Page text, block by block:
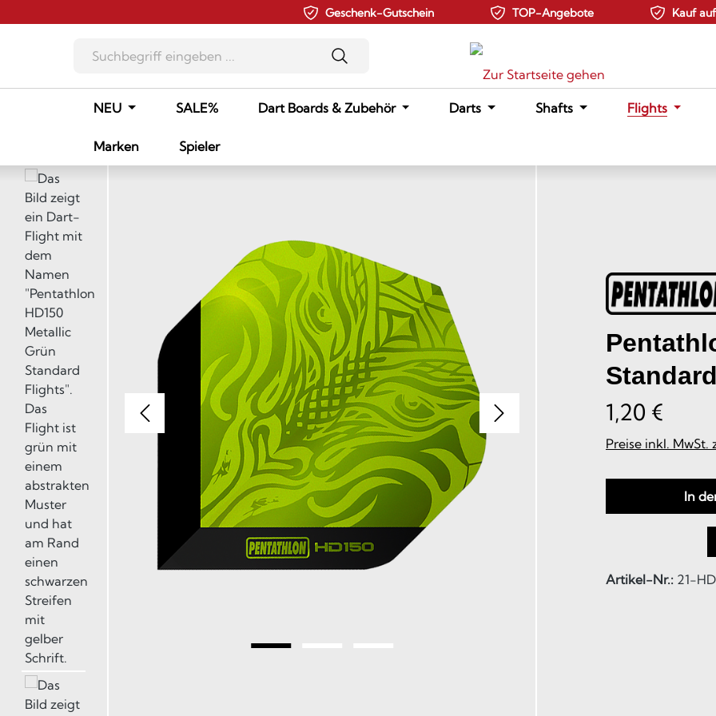
Geschenk-Gutschein TOP-Angebote Kauf
NEU SALE% Dart Boards & Zubehör Darts Shafts Flights
Marken
Spieler
Bildergalerie überspringen
1,20 €
Preise inkl. MwSt.
In
Artikel-Nr.: 21-